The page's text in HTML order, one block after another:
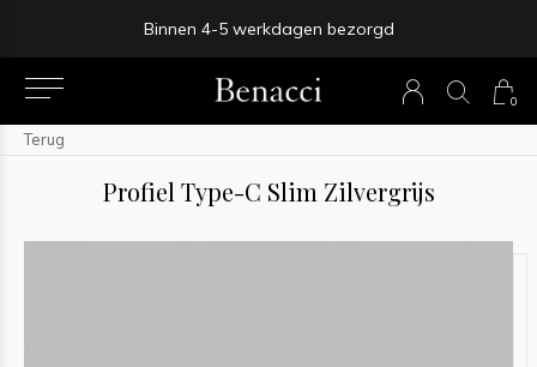
0
Binnen 4-5 werkdagen bezorgd
Terug
Profiel Type-C Slim Zilvergrijs